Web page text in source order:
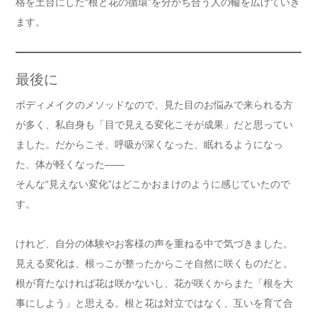
格を土台にした“根と花の循環”を分かち合う人の輪を広げていき
ます。
最後に
ボディメイクのメソッドなので、見た目のお悩みで来られる方
が多く、私自身も「目で見える変化こそが成果」だと思ってい
ました。だからこそ、呼吸が深くなった、眠れるようになっ
た、体が軽くなった――
そんな“見えない変化”はどこかおまけのように感じていたので
す。
けれど、自分の体験やお客様の声を重ねる中で気づきました。
見える変化は、根っこが整ったからこそ自然に咲くものだと。
根が育たなければ花は咲かないし、花が咲くからまた「根を大
事にしよう」と思える。根と花は対立ではなく、互いを育て合